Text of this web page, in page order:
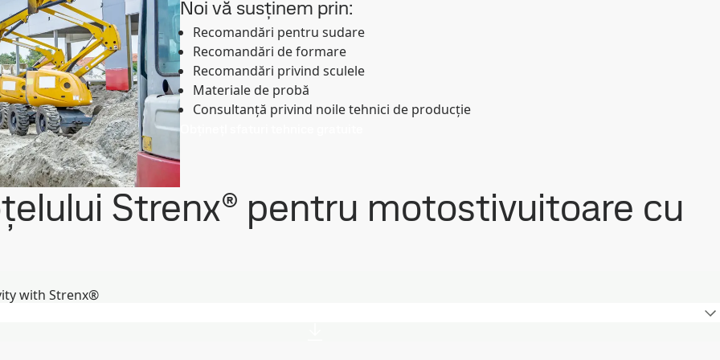
Noi vă susținem prin:
Recomandări pentru sudare
Recomandări de formare
Recomandări privind sculele
Materiale de probă
Consultanță privind noile tehnici de producție
Strenx® pentru motostivuitoare cu
with Strenx®